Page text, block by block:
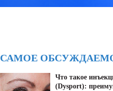
САМОЕ
Что такое
(Dysport):